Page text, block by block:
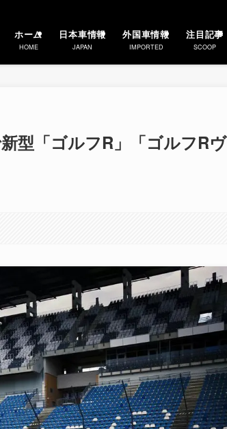
ホーム
HOME
日本車情報
JAPAN
外国車情報
IMPORTED
注目記事
SCOOP
型「ゴルフR」「ゴルフRヴ